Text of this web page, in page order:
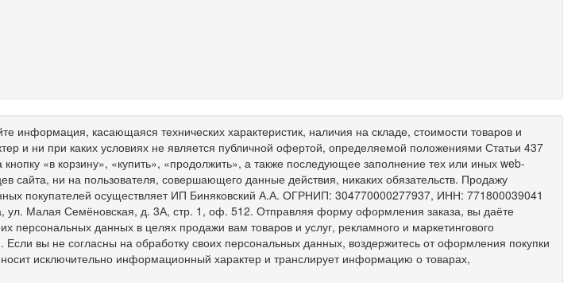
информация, касающаяся технических характеристик, наличия на складе, стоимости товаров и
и ни при каких условиях не является публичной офертой, определяемой положениями Статьи 437
«в корзину», «купить», «продолжить», а также последующее заполнение тех или иных web-
сайта, ни на пользователя, совершающего данные действия, никаких обязательств. Продажу
покупателей осуществляет ИП Биняковский А.А. ОГРНИП: 304770000277937, ИНН: 771800039041
ул. Малая Семёновская, д. 3А, стр. 1, оф. 512. Отправляя форму оформления заказа, вы даёте
персональных данных в целях продажи вам товаров и услуг, рекламного и маркетингового
вы не согласны на обработку своих персональных данных, воздержитесь от оформления покупки
исключительно информационный характер и транслирует информацию о товарах,